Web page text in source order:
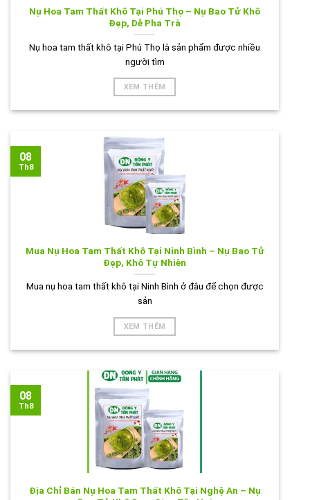
Nụ Hoa Tam Thất Khô Tại Phú Thọ – Nụ Bao Tử Khô
Đẹp, Dễ Pha Trà
Nụ hoa tam thất khô tại Phú Thọ là sản phẩm được nhiều
người tìm
XEM THÊM
Mua Nụ Hoa Tam Thất Khô Tại Ninh Bình – Nụ Bao Tử
Đẹp, Khô Tự Nhiên
Mua nụ hoa tam thất khô tại Ninh Bình ở đâu để chọn được
sản
XEM THÊM
08
Th8
Địa Chỉ Bán Nụ Hoa Tam Thất Khô Tại Nghệ An – Nụ
08
Th8